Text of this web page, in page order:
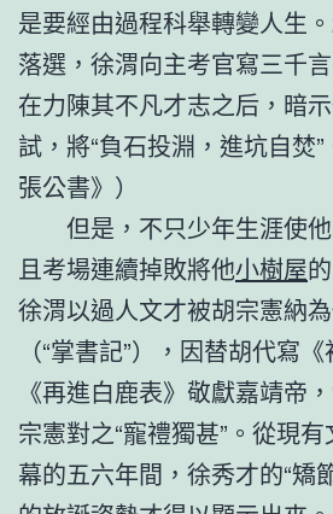
是要經由過程科舉轉變人生
落選，徐渭向主考官寫三千
在力陳其不凡才志之后，暗
試，將“負石投淵，進坑自焚
張公書》）
但是，不只少年生涯使
且考場連續掉敗將他小樹屋
徐渭以過人文才被胡宗憲納
（“掌書記”），因替胡代寫
《再進白鹿表》敬獻嘉靖帝
宗憲對之“寵禮獨甚”。從現
幕的五六年間，徐秀才的“矯